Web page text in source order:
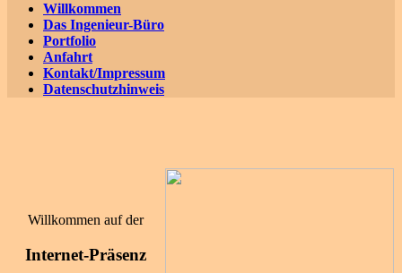
Willkommen
Das Ingenieur-Büro
Portfolio
Anfahrt
Kontakt/Impressum
Datenschutzhinweis
Willkommen auf der
Internet-Präsenz